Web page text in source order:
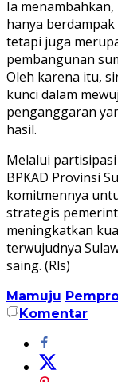
Ia
hanya
tetapi juga
pembangunan
Oleh karena itu,
kunci dalam
penganggaran
hasil.
Melalui
BPKAD Provinsi
komitmennya
strategis
meningkatkan
terwujudnya
saing. (Rls)
Mamuju
Komentar